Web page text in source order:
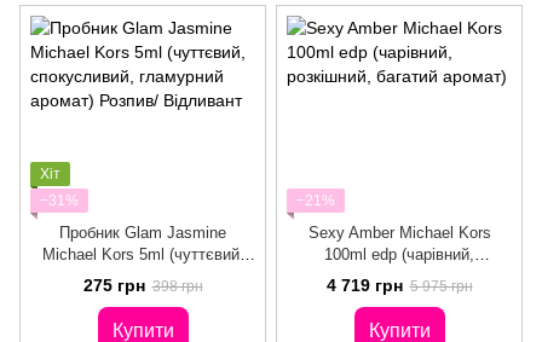
Хіт
−31%
Пробник Glam Jasmine
Michael Kors 5ml (чуттєвий,
спокусливий, гламурний
аромат) Розпив/ Відливант
275 грн 398 грн
Купити
−21%
Sexy Amber Michael Kors
100ml edp (чарівний,
розкішний, багатий аромат)
4 719 грн 5 975 грн
Купити